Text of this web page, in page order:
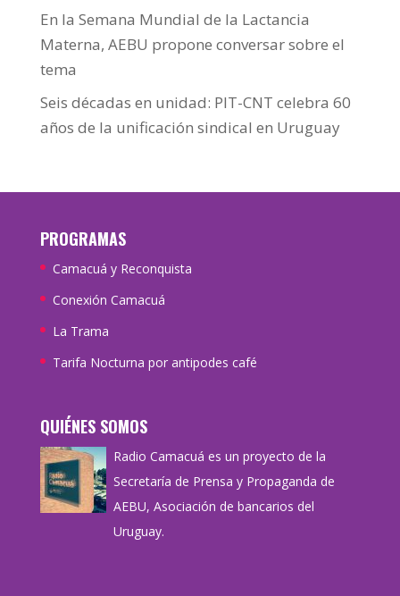
En la Semana Mundial de la Lactancia
Materna, AEBU propone conversar sobre el
tema
Seis décadas en unidad: PIT-CNT celebra 60
años de la unificación sindical en Uruguay
PROGRAMAS
Camacuá y Reconquista
Conexión Camacuá
La Trama
Tarifa Nocturna por antipodes café
QUIÉNES SOMOS
Radio Camacuá es un proyecto de la
Secretaría de Prensa y Propaganda de
AEBU, Asociación de bancarios del
Uruguay.